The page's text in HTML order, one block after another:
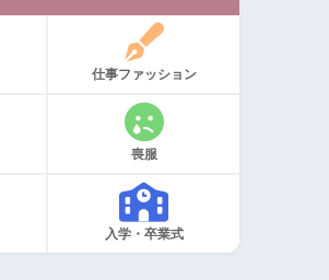
仕事ファッション
喪服
入学・卒業式